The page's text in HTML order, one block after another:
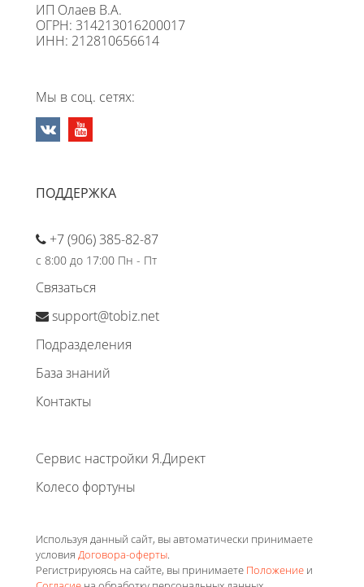
ИП Олаев В.А.
ОГРН: 314213016200017
ИНН: 212810656614
Мы в соц. сетях:
ПОДДЕРЖКА
+7 (906) 385-82-87
с 8:00 до 17:00 Пн - Пт
Связаться
support@tobiz.net
Подразделения
База знаний
Контакты
Сервис настройки Я.Директ
Колесо фортуны
Используя данный сайт, вы автоматически принимаете
условия Договора-оферты.
Регистрируюясь на сайте, вы принимаете Положение и